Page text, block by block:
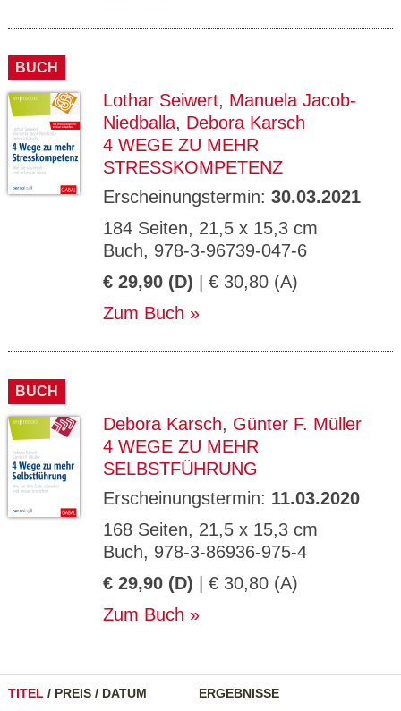
BUCH
Lothar Seiwert, Manuela Jacob-
Niedballa, Debora Karsch
4 WEGE ZU MEHR
STRESSKOMPETENZ
Erscheinungstermin: 30.03.2021
184 Seiten, 21,5 x 15,3 cm
Buch, 978-3-96739-047-6
€ 29,90 (D) | € 30,80 (A)
Zum Buch
BUCH
Debora Karsch, Günter F. Müller
4 WEGE ZU MEHR
SELBSTFÜHRUNG
Erscheinungstermin: 11.03.2020
168 Seiten, 21,5 x 15,3 cm
Buch, 978-3-86936-975-4
€ 29,90 (D) | € 30,80 (A)
Zum Buch
TITEL / PREIS / DATUM ERGEBNISSE